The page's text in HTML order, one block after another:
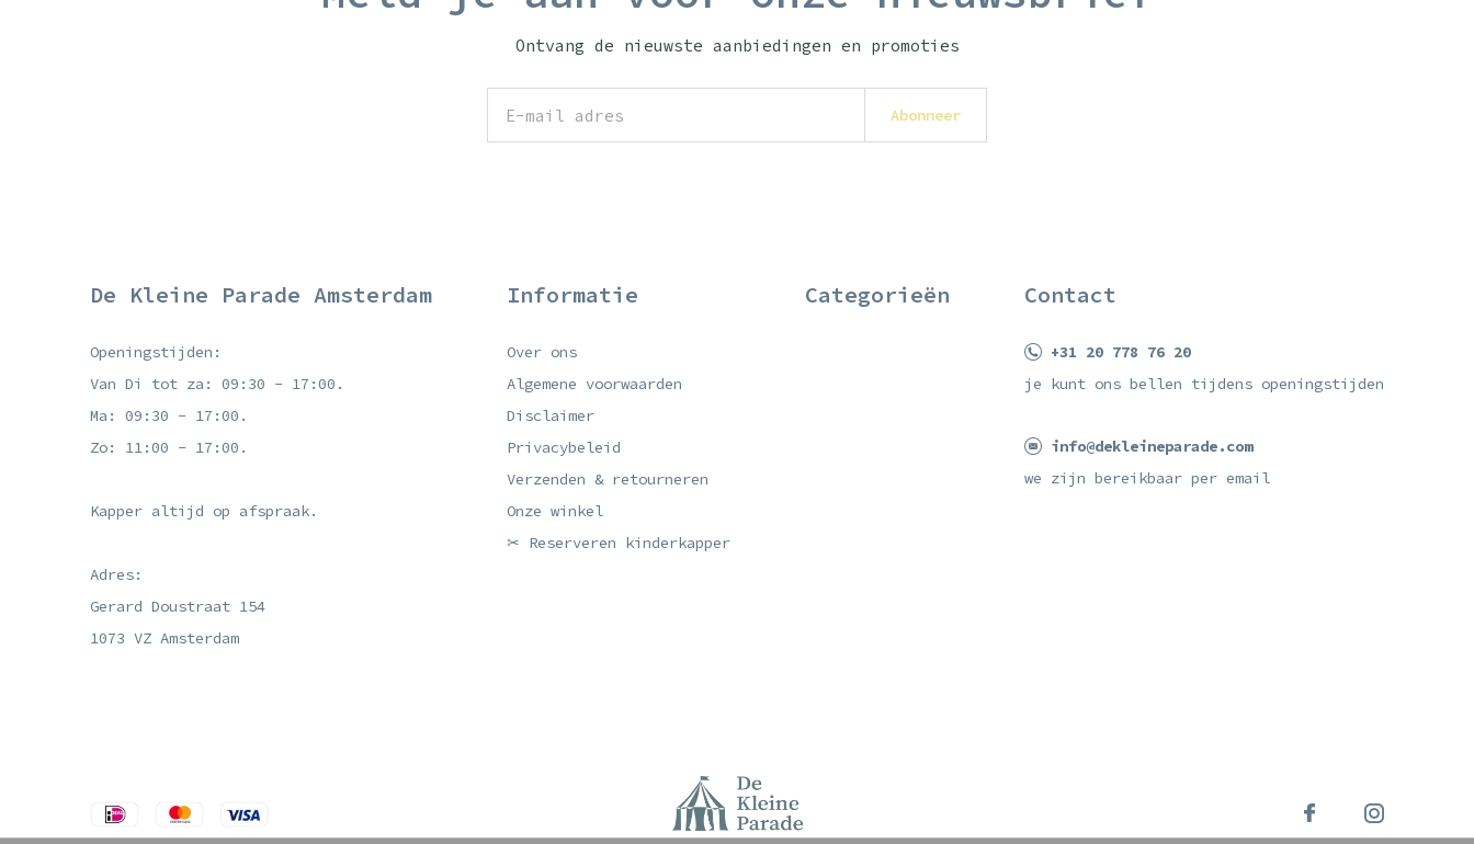
Ontvang de nieuwste aanbiedingen en promoties
Abonneer
De Kleine Parade Amsterdam
Openingstijden:
Van Di tot za: 09:30 - 17:00.
Ma: 09:30 - 17:00.
Zo: 11:00 - 17:00.
Kapper altijd op afspraak.
Adres:
Gerard Doustraat 154
1073 VZ Amsterdam
Informatie
Over ons
Algemene voorwaarden
Disclaimer
Privacybeleid
Verzenden & retourneren
Onze winkel
✂ Reserveren kinderkapper
Categorieën Contact
+31 20 778 76 20
je kunt ons bellen tijdens openingstijden
info@dekleineparade.com
we zijn bereikbaar per email